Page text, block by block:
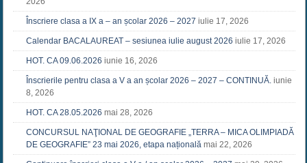
Înscriere clasa a IX a – an școlar 2026 – 2027 iulie 17, 2026
Calendar BACALAUREAT – sesiunea iulie august 2026 iulie 17, 2026
HOT. CA 09.06.2026 iunie 16, 2026
Înscrierile pentru clasa a V a an școlar 2026 – 2027 – CONTINUĂ. iunie
8, 2026
HOT. CA 28.05.2026 mai 28, 2026
CONCURSUL NAŢIONAL DE GEOGRAFIE „TERRA – MICA OLIMPIADĂ
DE GEOGRAFIE” 23 mai 2026, etapa națională mai 22, 2026